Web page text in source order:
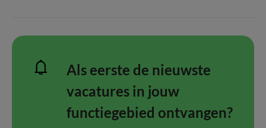
Als eerste de nieuwste
vacatures in jouw
functiegebied ontvangen?